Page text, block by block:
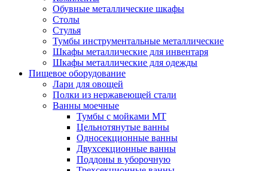
Обувные металлические шкафы
Столы
Стулья
Тумбы инструментальные металлические
Шкафы металлические для инвентаря
Шкафы металлические для одежды
Пищевое оборудование
Лари для овощей
Полки из нержавеющей стали
Ванны моечные
Тумбы с мойками МТ
Цельнотянутые ванны
Односекционные ванны
Двухсекционные ванны
Поддоны в уборочную